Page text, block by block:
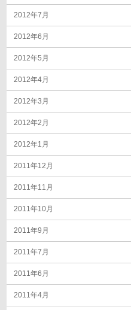
2012年7月
2012年6月
2012年5月
2012年4月
2012年3月
2012年2月
2012年1月
2011年12月
2011年11月
2011年10月
2011年9月
2011年7月
2011年6月
2011年4月